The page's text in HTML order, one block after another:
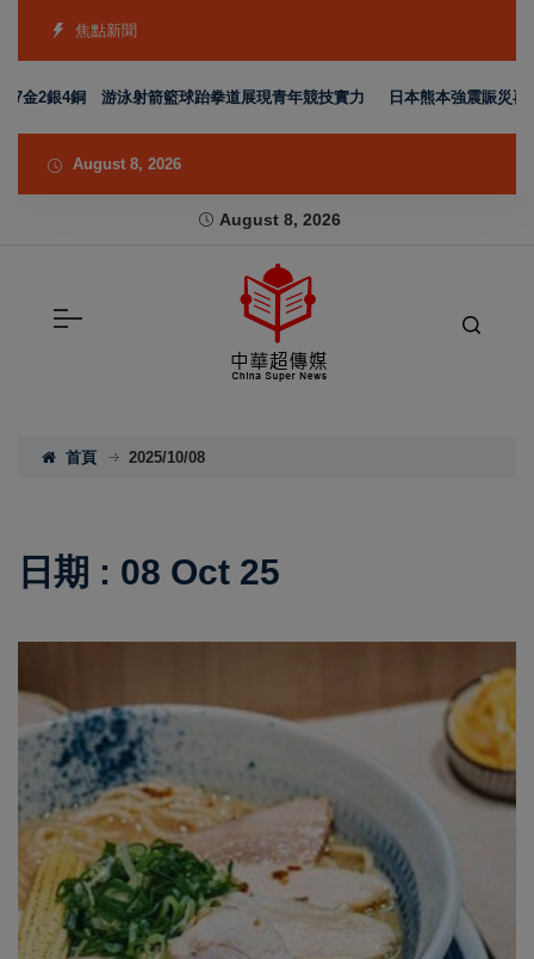
焦點新聞
4銅 游泳射箭籃球跆拳道展現青年競技實力 日本熊本強震賑災再獲支
August 8, 2026
August 8, 2026
首頁 2025/10/08
日期 : 08 Oct 25